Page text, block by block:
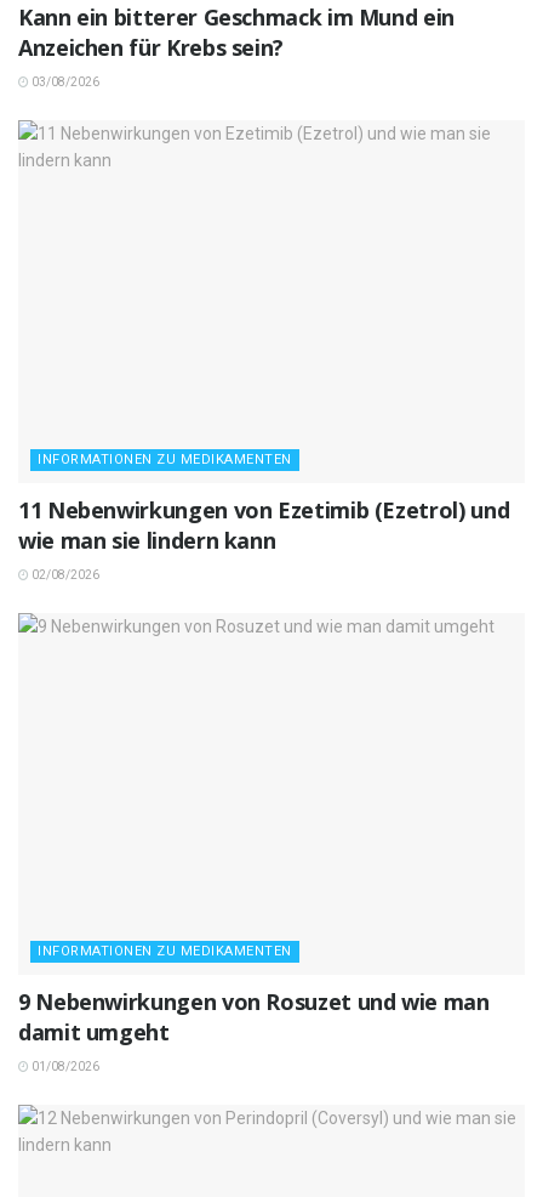
Kann ein bitterer Geschmack im Mund ein
Anzeichen für Krebs sein?
03/08/2026
INFORMATIONEN ZU MEDIKAMENTEN
11 Nebenwirkungen von Ezetimib (Ezetrol) und
wie man sie lindern kann
02/08/2026
INFORMATIONEN ZU MEDIKAMENTEN
9 Nebenwirkungen von Rosuzet und wie man
damit umgeht
01/08/2026